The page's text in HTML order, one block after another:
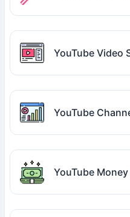
YouTube Video
YouTube
YouTube